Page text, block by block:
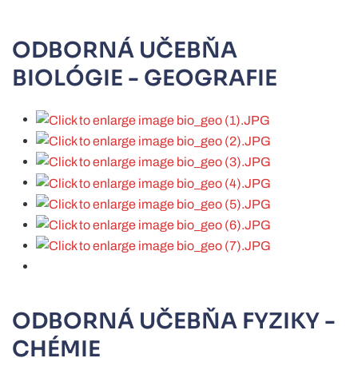
ODBORNÁ UČEBŇA
BIOLÓGIE - GEOGRAFIE
ODBORNÁ UČEBŇA FYZIKY -
CHÉMIE